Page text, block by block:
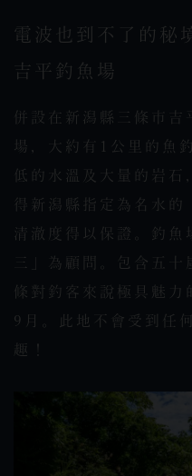
電波也到不了的秘
吉平釣魚場
併設在新潟縣三條市吉
場，大約有1公里的魚
低的水溫及大量的岩石
得新潟縣指定為名水的
清澈度得以保證。釣魚
三」為顧問。包含五
條對釣客來說極具魅力
9月。此地不會受到任
趣！